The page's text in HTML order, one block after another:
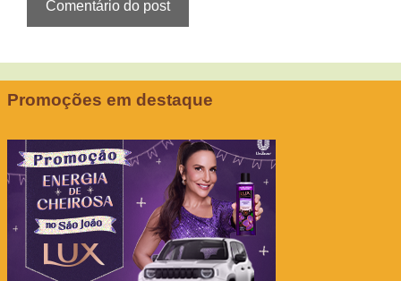
Promoções em destaque